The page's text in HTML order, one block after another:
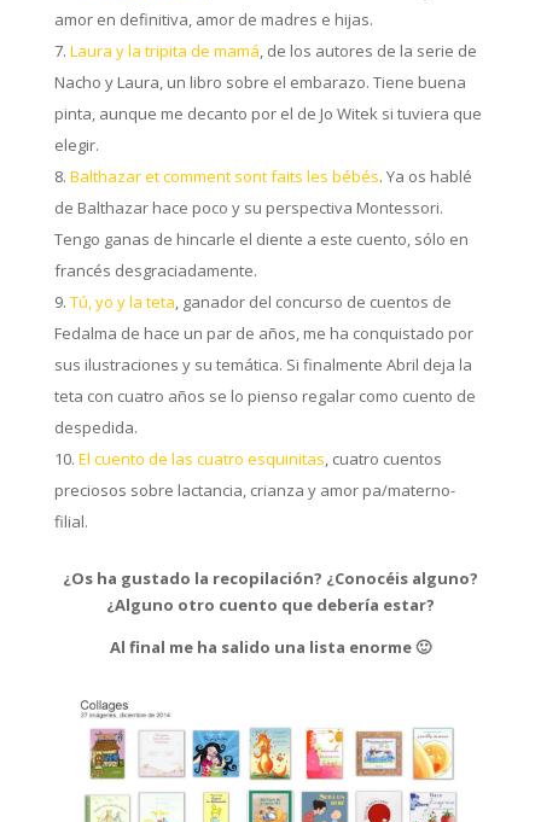
amor en definitiva, amor de madres e hijas.
Laura y la tripita de mamá, de los autores de la serie de
Nacho y Laura, un libro sobre el embarazo. Tiene buena
pinta, aunque me decanto por el de Jo Witek si tuviera que
elegir.
Balthazar et comment sont faits les bébés. Ya os hablé
de Balthazar hace poco y su perspectiva Montessori.
Tengo ganas de hincarle el diente a este cuento, sólo en
francés desgraciadamente.
Tú, yo y la teta, ganador del concurso de cuentos de
Fedalma de hace un par de años, me ha conquistado por
sus ilustraciones y su temática. Si finalmente Abril deja la
teta con cuatro años se lo pienso regalar como cuento de
despedida.
El cuento de las cuatro esquinitas, cuatro cuentos
preciosos sobre lactancia, crianza y amor pa/materno-
filial.
¿Os ha gustado la recopilación? ¿Conocéis alguno?
¿Alguno otro cuento que debería estar?
Al final me ha salido una lista enorme 🙂